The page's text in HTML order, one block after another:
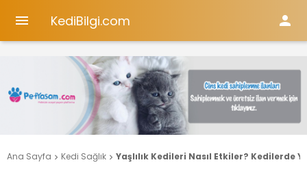
 KediBilgi.com 
Ana Sayfa  Kedi Sağlık  Yaşlılık Kedileri Nasıl Etkiler? Kedilerde